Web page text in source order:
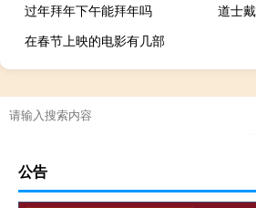
过年拜年下午能拜年吗
道士
在春节上映的电影有几部
公告